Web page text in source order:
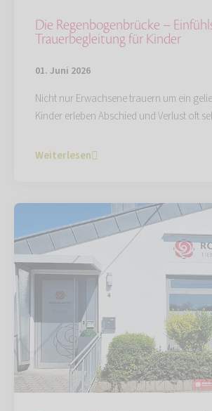
Die Regenbogenbrücke –
Trauerbegleitung für Kinder
01. Juni 2026
Nicht nur Erwachsene trauern um ein
Kinder erleben Abschied und Verlust oft
Weiterlesen